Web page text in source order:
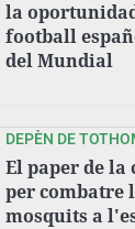
la
football
del Mundial
DEPÈN DE
El paper de
per combatre
mosquits a